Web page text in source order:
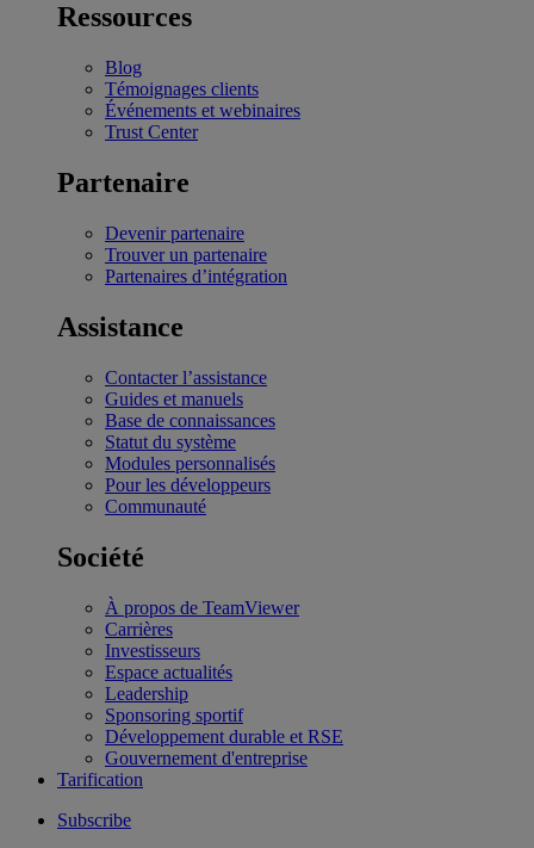
Ressources
Blog
Témoignages clients
Événements et webinaires
Trust Center
Partenaire
Devenir partenaire
Trouver un partenaire
Partenaires d’intégration
Assistance
Contacter l’assistance
Guides et manuels
Base de connaissances
Statut du système
Modules personnalisés
Pour les développeurs
Communauté
Société
À propos de TeamViewer
Carrières
Investisseurs
Espace actualités
Leadership
Sponsoring sportif
Développement durable et RSE
Gouvernement d'entreprise
Tarification
Subscribe